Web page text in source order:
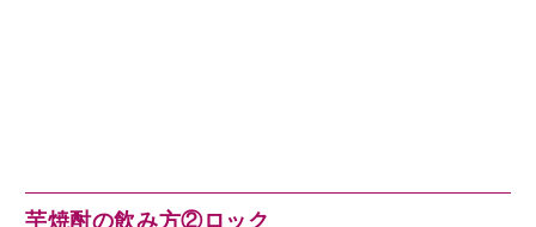
芋焼酎の飲み方②ロック